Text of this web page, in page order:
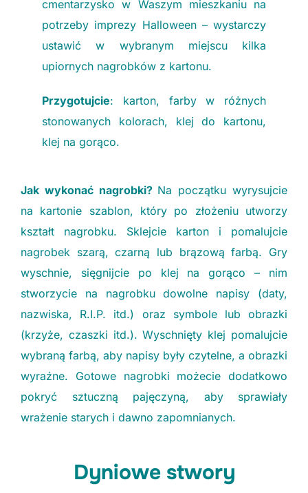
cmentarzysko w Waszym mieszkaniu na
potrzeby imprezy Halloween – wystarczy
ustawić w wybranym miejscu kilka
upiornych nagrobków z kartonu.
Przygotujcie: karton, farby w różnych
stonowanych kolorach, klej do kartonu,
klej na gorąco.
Jak wykonać nagrobki? Na początku wyrysujcie
na kartonie szablon, który po złożeniu utworzy
kształt nagrobku. Sklejcie karton i pomalujcie
nagrobek szarą, czarną lub brązową farbą. Gry
wyschnie, sięgnijcie po klej na gorąco – nim
stworzycie na nagrobku dowolne napisy (daty,
nazwiska, R.I.P. itd.) oraz symbole lub obrazki
(krzyże, czaszki itd.). Wyschnięty klej pomalujcie
wybraną farbą, aby napisy były czytelne, a obrazki
wyraźne. Gotowe nagrobki możecie dodatkowo
pokryć sztuczną pajęczyną, aby sprawiały
wrażenie starych i dawno zapomnianych.
Dyniowe stwory